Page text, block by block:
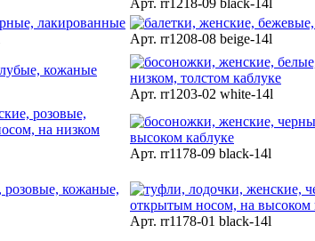
Арт. rr1208-08 beige-14l
Арт. rr1203-02 white-14l
Арт. rr1178-09 black-14l
Арт. rr1178-01 black-14l